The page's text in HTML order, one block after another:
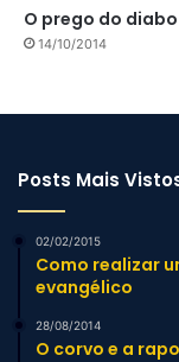
O prego do diabo
14/10/2014
Posts Mais
02/02/2015
Como realizar
evangélico
28/08/2014
O corvo e a